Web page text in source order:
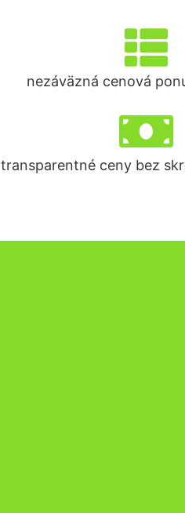
nezáväzná cenová
transparentné ceny bez